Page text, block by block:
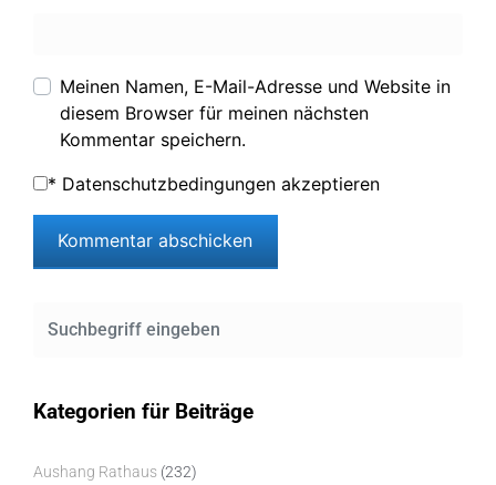
Meinen Namen, E-Mail-Adresse und Website in
diesem Browser für meinen nächsten
Kommentar speichern.
* Datenschutzbedingungen akzeptieren
Kategorien für Beiträge
Aushang Rathaus (232)